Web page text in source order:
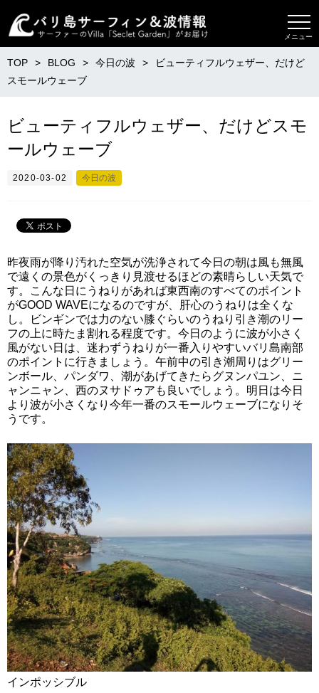
メニュー
TOP BLOG 今日の波
ビューティフルウェザー、だけど
スモールウェーブ
ビューティフルウェザー、だけどスモ
ールウェーブ
2020-03-02 今日の波
昨夜雨が降り汚れた空気が洗浄されて今日の朝は風も無風
で遠くの景色がくっきり見渡せるほどの素晴らしい天気で
す。こんな日にうねりがあれば東西南のすべてのポイント
がGOOD WAVEになるのですが、肝心のうねりは全くな
し。ビンギンでは力のない膝ぐらいのうねり引き潮のリー
フの上に時たま割れる程度です。今日のように波が小さく
風がない日は、迷わずうねりが一番入りやすいバリ島南部
のポイントに行きましょう。午前中の引き潮周りはグリー
ンボール、パンダワ、潮があげてきたらグヌンパユン、ニ
ャンニャン、西のヌサドゥアも良いでしょう。明日は今日
より波が小さくなり今年一番のスモールウェーブになりそ
うです。
インポッシブル